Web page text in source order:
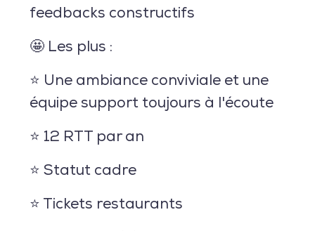
feedbacks constructifs
🤩 Les plus :
⭐ Une ambiance conviviale et une
équipe support toujours à l'écoute
⭐ 12 RTT par an
⭐ Statut cadre
⭐ Tickets restaurants